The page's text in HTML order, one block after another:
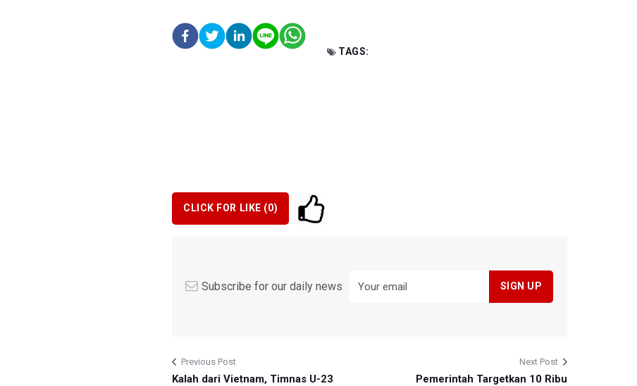
TAGS:
CLICK FOR LIKE (0)
Subscribe for our daily news
Previous Post
Kalah dari Vietnam, Timnas U-23
Next Post
Pemerintah Targetkan 10 Ribu